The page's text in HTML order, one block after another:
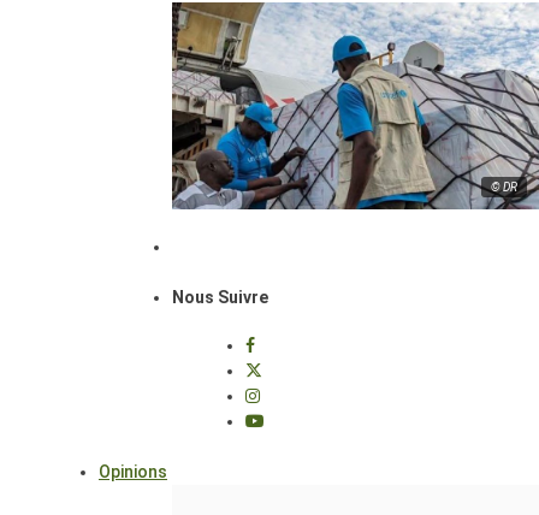
© DR
Nous Suivre
Opinions